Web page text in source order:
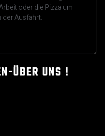
oder die Pizza um
der Ausfahrt.
ÜBER UNS !